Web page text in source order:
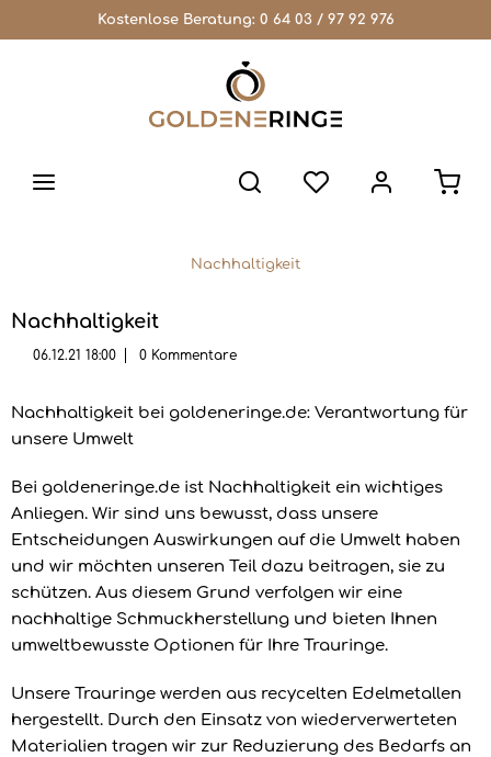
Kostenlose Beratung: 0 64 03 / 97 92 976
Nachhaltigkeit
Nachhaltigkeit
06.12.21 18:00 0 Kommentare
Nachhaltigkeit bei goldeneringe.de: Verantwortung für
unsere Umwelt
Bei goldeneringe.de ist Nachhaltigkeit ein wichtiges
Anliegen. Wir sind uns bewusst, dass unsere
Entscheidungen Auswirkungen auf die Umwelt haben
und wir möchten unseren Teil dazu beitragen, sie zu
schützen. Aus diesem Grund verfolgen wir eine
nachhaltige Schmuckherstellung und bieten Ihnen
umweltbewusste Optionen für Ihre Trauringe.
Unsere Trauringe werden aus recycelten Edelmetallen
hergestellt. Durch den Einsatz von wiederverwerteten
Materialien tragen wir zur Reduzierung des Bedarfs an